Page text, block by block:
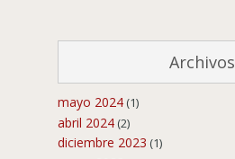
Archivos
mayo 2024 (1)
abril 2024 (2)
diciembre 2023 (1)